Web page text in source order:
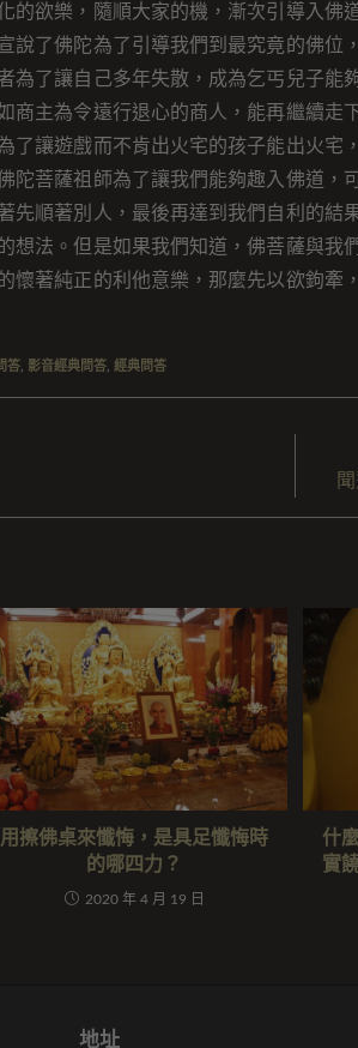
的欲樂，隨順大家的機，漸次引導入佛
說了佛陀為了引導我們到最究竟的佛位
為了讓自己多年失散，成為乞丐兒子能
商主為令遠行退心的商人，能再繼續走
了讓遊戲而不肯出火宅的孩子能出火宅
陀菩薩祖師為了讓我們能夠趣入佛道，
先順著別人，最後再達到我們自利的結
想法。但是如果我們知道，佛菩薩與我
懷著純正的利他意樂，那麼先以欲鉤牽
答, 影音經典問答, 經典問答
用擦佛桌來懺悔，是具足懺悔時
的哪四力？
2020 年 4 月 19 日
什
實
地址